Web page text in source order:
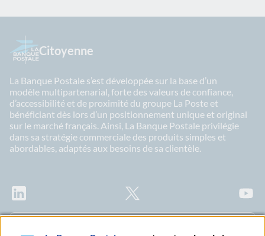
Citoyenne
La Banque Postale s’est développée sur la base d’un
modèle multipartenarial, forte des valeurs de confiance,
d’accessibilité et de proximité du groupe La Poste et
bénéficiant dès lors d’un positionnement unique et original
sur le marché français. Ainsi, La Banque Postale privilégie
dans sa stratégie commerciale des produits simples et
abordables, adaptés aux besoins de sa clientèle.